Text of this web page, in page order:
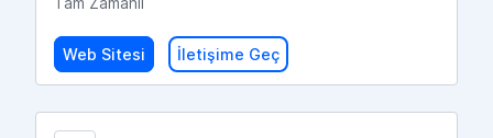
Web Sitesi İletişime Geç